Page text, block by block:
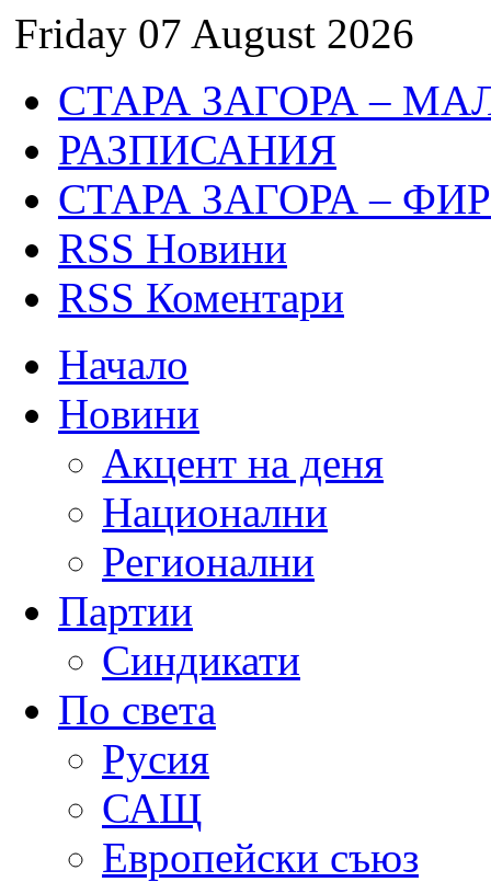
Friday 07 August 2026
СТАРА ЗАГОРА –
РАЗПИСАНИЯ
СТАРА ЗАГОРА –
RSS Новини
RSS Коментари
Начало
Новини
Акцент на деня
Национални
Регионални
Партии
Синдикати
По света
Русия
САЩ
Европейски съюз